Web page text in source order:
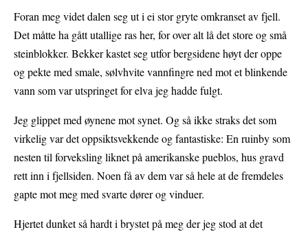
Foran meg videt dalen seg ut i ei stor gryte omkranset av fjell.
Det måtte ha gått utallige ras her, for over alt lå det store og små
steinblokker. Bekker kastet seg utfor bergsidene høyt der oppe
og pekte med smale, sølvhvite vannfingre ned mot et blinkende
vann som var utspringet for elva jeg hadde fulgt.
Jeg glippet med øynene mot synet. Og så ikke straks det som
virkelig var det oppsiktsvekkende og fantastiske: En ruinby som
nesten til forveksling liknet på amerikanske pueblos, hus gravd
rett inn i fjellsiden. Noen få av dem var så hele at de fremdeles
gapte mot meg med svarte dører og vinduer.
Hjertet dunket så hardt i brystet på meg der jeg stod at det